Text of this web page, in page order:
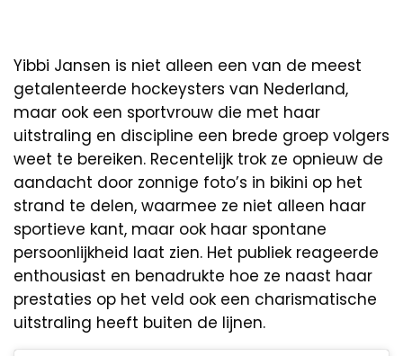
Yibbi Jansen is niet alleen een van de meest
getalenteerde hockeysters van Nederland,
maar ook een sportvrouw die met haar
uitstraling en discipline een brede groep volgers
weet te bereiken. Recentelijk trok ze opnieuw de
aandacht door zonnige foto’s in bikini op het
strand te delen, waarmee ze niet alleen haar
sportieve kant, maar ook haar spontane
persoonlijkheid laat zien. Het publiek reageerde
enthousiast en benadrukte hoe ze naast haar
prestaties op het veld ook een charismatische
uitstraling heeft buiten de lijnen.